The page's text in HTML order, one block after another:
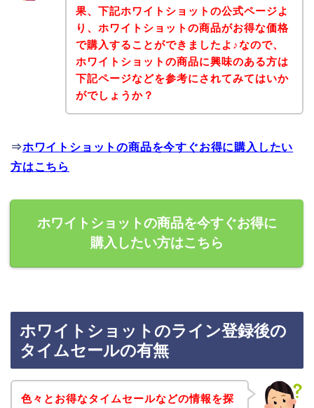
果、下記ホワイトショットの公式ページよ
り、ホワイトショットの商品がお得な価格
で購入することができましたよ♪なので、
ホワイトショットの商品に興味のある方は
下記ページなどを参考にされてみてはいか
がでしょうか？
⇒ホワイトショットの商品を今すぐお得に購入したい
方はこちら
ホワイトショットの商品を今すぐお得に
購入したい方はこちら
ホワイトショットのライン登録後の
タイムセールの有無
色々とお得なタイムセールなどの情報を探